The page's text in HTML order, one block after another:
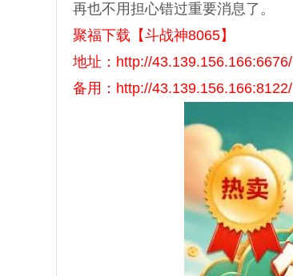
再也不用担心错过重要消息了。
聚福下载【斗战神8065】
地址：http://43.139.156.166:6676/
备用：http://43.139.156.166:8122/